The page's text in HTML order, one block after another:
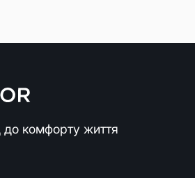
до комфорту життя